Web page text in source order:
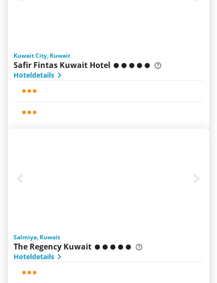
Kuwait City, Kuwait
Safir Fintas Kuwait Hotel
Hoteldetails
Salmiya, Kuwait
The Regency Kuwait
Hoteldetails